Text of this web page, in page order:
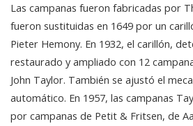
Las campanas fueron fabricadas por
fueron sustituidas en 1649 por un
Pieter Hemony. En 1932, el carillón,
restaurado y ampliado con 12
John Taylor. También se ajustó el
automático. En 1957, las campanas
por campanas de Petit & Fritsen, de